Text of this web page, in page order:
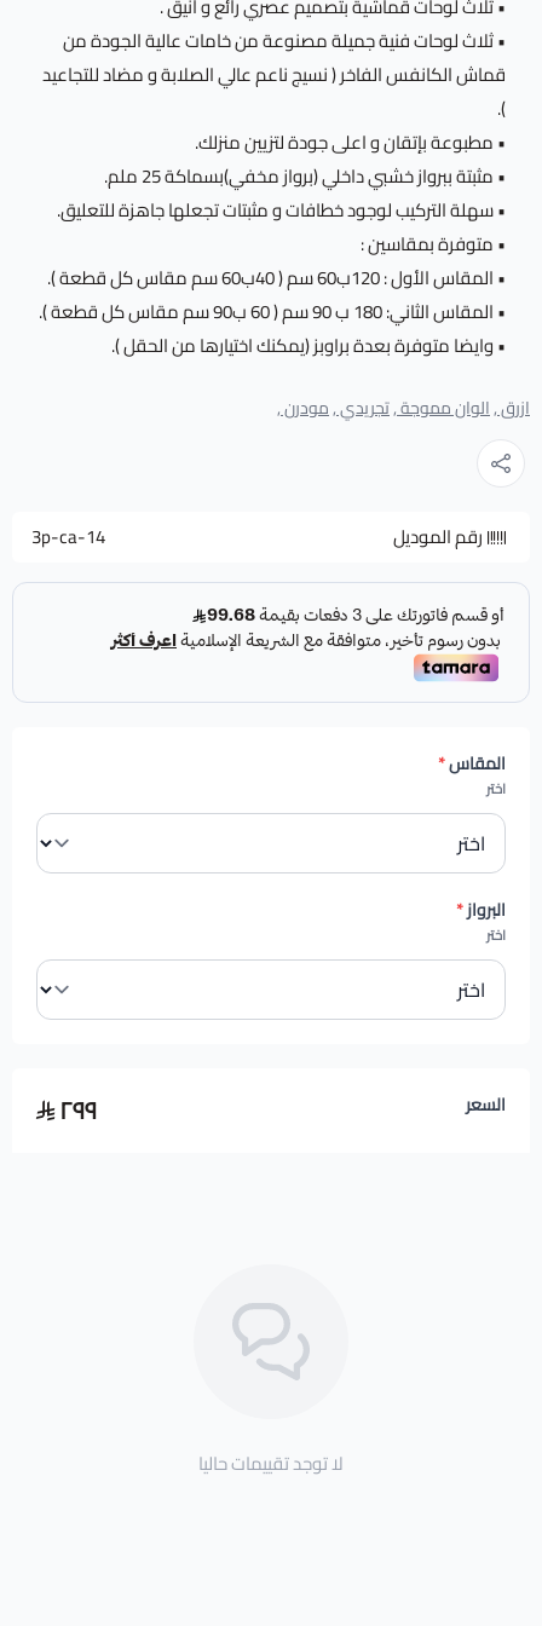
• ثلاث لوحات قماشية بتصميم عصري رائع و أنيق .
• ثلاث لوحات فنية جميلة مصنوعة من خامات عالية الجودة من
قماش الكانفس الفاخر ( نسيج ناعم عالي الصلابة و مضاد للتجاعيد
).
• مطبوعة بإتقان و اعلى جودة لتزيين منزلك.
• مثبتة ببرواز خشبي داخلي (برواز مخفي)بسماكة 25 ملم.
• سهلة التركيب لوجود خطافات و مثبتات تجعلها جاهزة للتعليق.
• متوفرة بمقاسين :
• المقاس الأول : 120ب60 سم ( 40ب60 سم مقاس كل قطعة ).
• المقاس الثاني: 180 ب 90 سم ( 60 ب90 سم مقاس كل قطعة ).
• وايضا متوفرة بعدة براوبز (يمكنك اختيارها من الحقل ).
ازرق ,الوان مموجة ,تجريدي ,مودرن ,
رقم الموديل 3p-ca-14
المقاس*
اختر
البرواز*
اختر
السعر ٢٩٩
لا توجد تقييمات حاليا